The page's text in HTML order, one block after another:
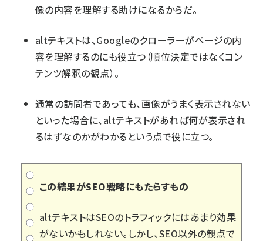
像の内容を理解する助けになるからだ。
altテキストは、Googleのクローラーがページの内
容を理解するのにも役立つ（順位決定ではなくコン
テンツ解釈の観点）。
通常の訪問者であっても、画像がうまく表示されない
といった場合に、altテキストがあれば何が表示され
るはずなのかがわかるという点で役に立つ。
この結果がSEO戦略にもたらすもの
altテキストはSEOのトラフィックにはあまり効果
がないかもしれない。しかし、SEO以外の観点で